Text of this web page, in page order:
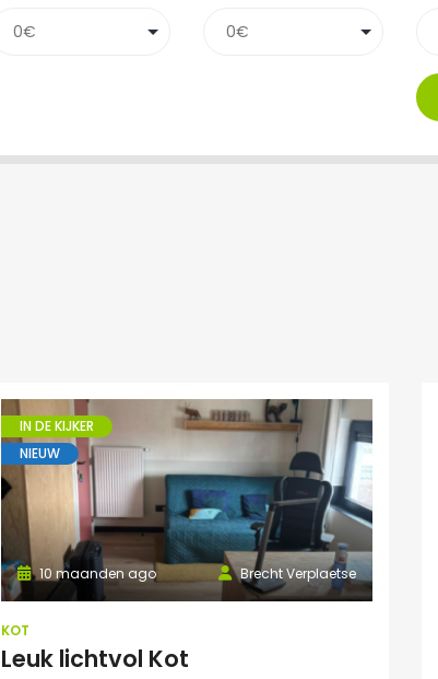
IN DE KIJKER
NIEUW
Brecht Verplaetse
10 maanden ago
KOT
Leuk lichtvol Kot